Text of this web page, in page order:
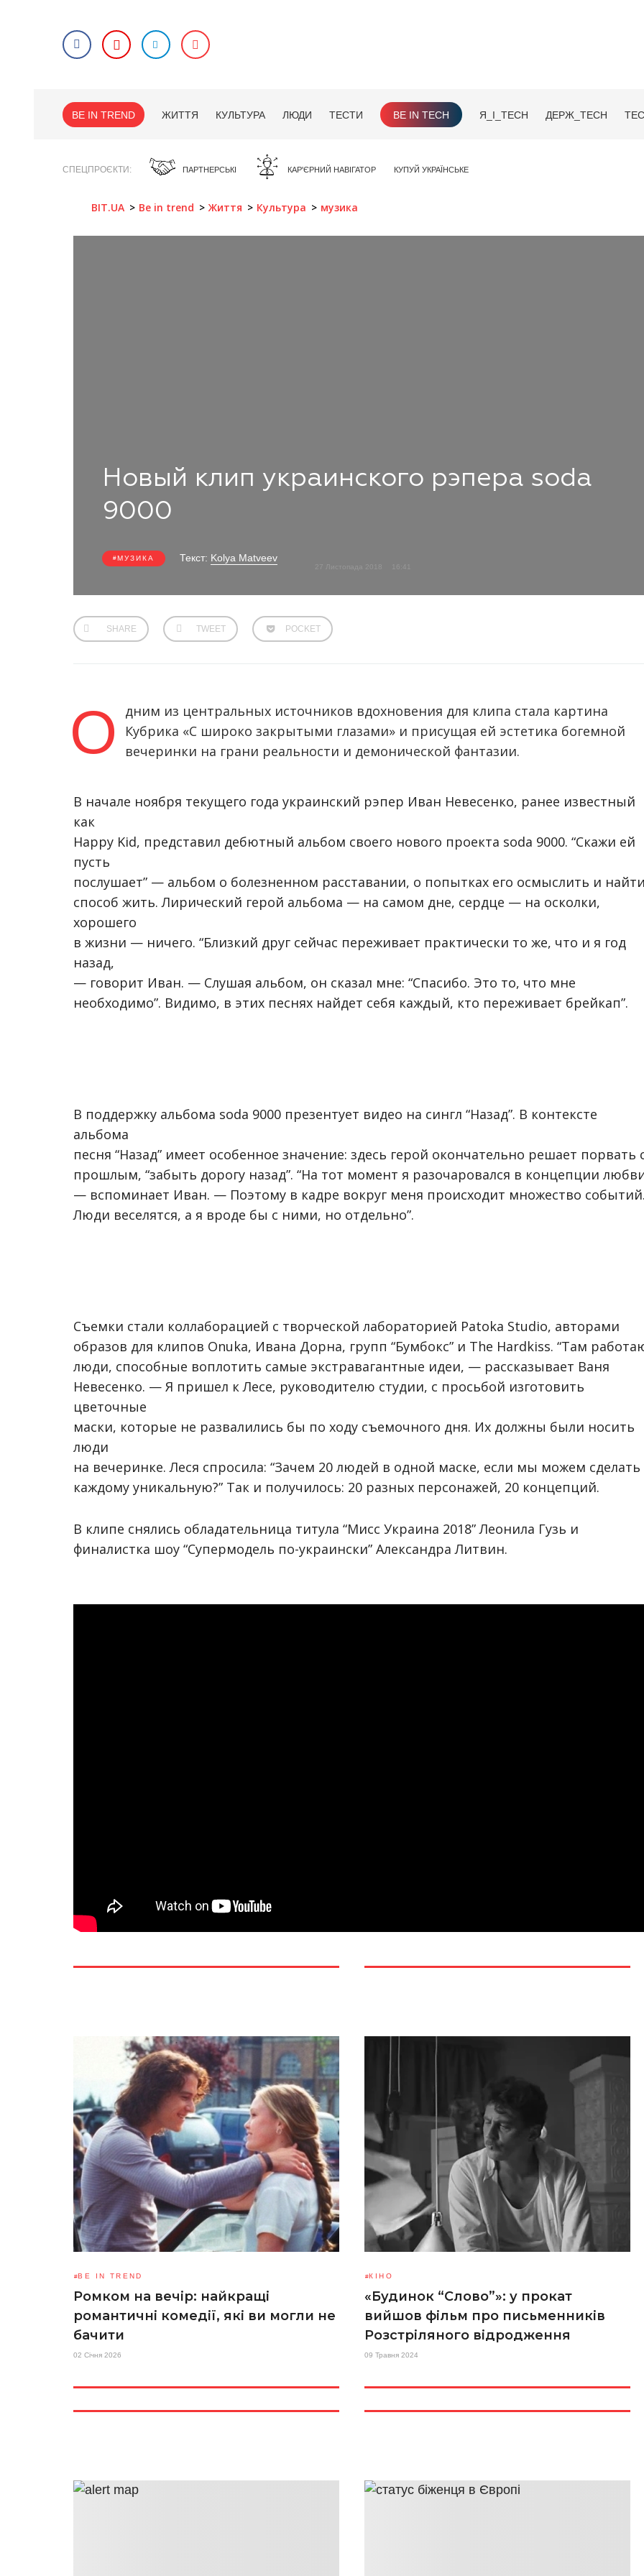
BE IN TREND ЖИТТЯ КУЛЬТУРА ЛЮДИ ТЕСТИ BE IN TECH Я_І_TECH ДЕРЖ_TECH
СПЕЦПРОЄКТИ ПАРТНЕРСЬКІ КАР'ЄРНИЙ НАВІГАТОР КУПУЙ УКРАЇНСЬКЕ
BIT.UA Be in trend Життя Культура музика
Новый клип украинского рэпера soda
9000
МУЗИКА Текст: Kolya Matveev
27 Листопада 2018
SHARE TWEET POCKET
О
дним из центральных источников вдохновения для клипа стала картина
Кубрика «С широко закрытыми глазами» и присущая ей эстетика богемной
вечеринки на грани реальности и демонической фантазии.
В начале ноября текущего года украинский рэпер Иван Невесенко, ранее известный
как
Happy Kid, представил дебютный альбом своего нового проекта soda 9000. “Скажи ей
пусть
послушает” — альбом о болезненном расставании, о попытках его осмыслить и
способ жить. Лирический герой альбома — на самом дне, сердце — на осколки,
хорошего
в жизни — ничего. “Близкий друг сейчас переживает практически то же, что и я год
назад,
— говорит Иван. — Слушая альбом, он сказал мне: “Спасибо. Это то, что мне
необходимо”. Видимо, в этих песнях найдет себя каждый, кто переживает брейкап”.
В поддержку альбома soda 9000 презентует видео на сингл “Назад”. В контексте
альбома
песня “Назад” имеет особенное значение: здесь герой окончательно решает порвать
прошлым, “забыть дорогу назад”. “На тот момент я разочаровался в концепции
— вспоминает Иван. — Поэтому в кадре вокруг меня происходит множество
Люди веселятся, а я вроде бы с ними, но отдельно”.
Съемки стали коллаборацией с творческой лабораторией Patoka Studio, авторами
образов для клипов Onuka, Ивана Дорна, групп “Бумбокс” и The Hardkiss. “Там
люди, способные воплотить самые экстравагантные идеи, — рассказывает Ваня
Невесенко. — Я пришел к Лесе, руководителю студии, с просьбой изготовить
цветочные
маски, которые не развалились бы по ходу съемочного дня. Их должны были носить
люди
на вечеринке. Леся спросила: “Зачем 20 людей в одной маске, если мы можем сделать
каждому уникальную?” Так и получилось: 20 разных персонажей, 20 концепций.
В клипе снялись обладательница титула “Мисс Украина 2018” Леонила Гузь и
финалистка шоу “Супермодель по-украински” Александра Литвин.
BE IN TREND
Ромком на вечір: найкращі
романтичні комедії, які ви могли не
бачити
02 Січня 2026
КІНО
«Будинок “Слово”»: у прокат
вийшов фільм про письменників
Розстріляного відродження
09 Травня 2024